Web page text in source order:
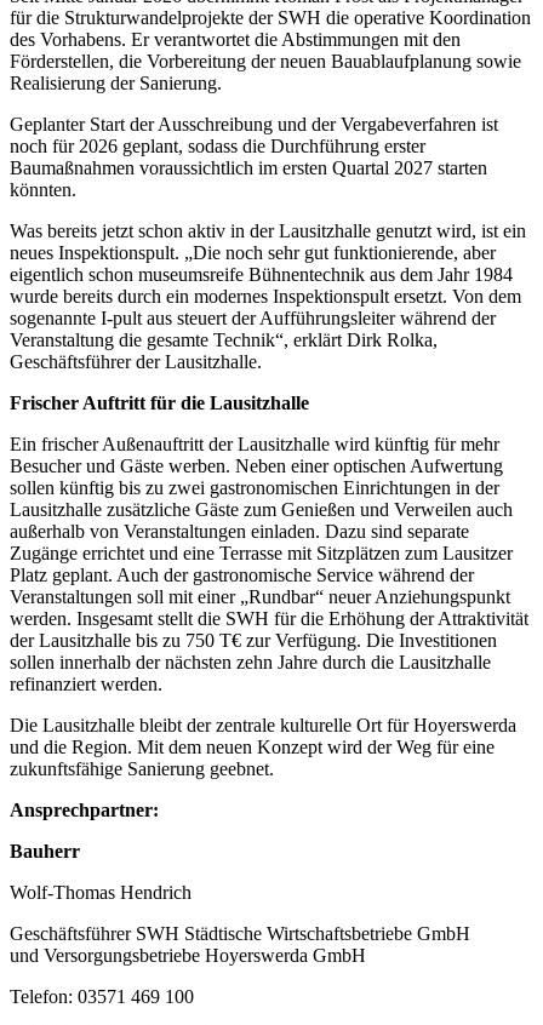
für die Strukturwandelprojekte der SWH die operative Koordination
des Vorhabens. Er verantwortet die Abstimmungen mit den
Förderstellen, die Vorbereitung der neuen Bauablaufplanung sowie
Realisierung der Sanierung.
Geplanter Start der Ausschreibung und der Vergabeverfahren ist
noch für 2026 geplant, sodass die Durchführung erster
Baumaßnahmen voraussichtlich im ersten Quartal 2027 starten
könnten.
Was bereits jetzt schon aktiv in der Lausitzhalle genutzt wird, ist ein
neues Inspektionspult. „Die noch sehr gut funktionierende, aber
eigentlich schon museumsreife Bühnentechnik aus dem Jahr 1984
wurde bereits durch ein modernes Inspektionspult ersetzt. Von dem
sogenannte I-pult aus steuert der Aufführungsleiter während der
Veranstaltung die gesamte Technik“, erklärt Dirk Rolka,
Geschäftsführer der Lausitzhalle.
Frischer Auftritt für die Lausitzhalle
Ein frischer Außenauftritt der Lausitzhalle wird künftig für mehr
Besucher und Gäste werben. Neben einer optischen Aufwertung
sollen künftig bis zu zwei gastronomischen Einrichtungen in der
Lausitzhalle zusätzliche Gäste zum Genießen und Verweilen auch
außerhalb von Veranstaltungen einladen. Dazu sind separate
Zugänge errichtet und eine Terrasse mit Sitzplätzen zum Lausitzer
Platz geplant. Auch der gastronomische Service während der
Veranstaltungen soll mit einer „Rundbar“ neuer Anziehungspunkt
werden. Insgesamt stellt die SWH für die Erhöhung der Attraktivität
der Lausitzhalle bis zu 750 T€ zur Verfügung. Die Investitionen
sollen innerhalb der nächsten zehn Jahre durch die Lausitzhalle
refinanziert werden.
Die Lausitzhalle bleibt der zentrale kulturelle Ort für Hoyerswerda
und die Region. Mit dem neuen Konzept wird der Weg für eine
zukunftsfähige Sanierung geebnet.
Ansprechpartner:
Bauherr
Wolf-Thomas Hendrich
Geschäftsführer SWH Städtische Wirtschaftsbetriebe GmbH
und Versorgungsbetriebe Hoyerswerda GmbH
Telefon: 03571 469 100